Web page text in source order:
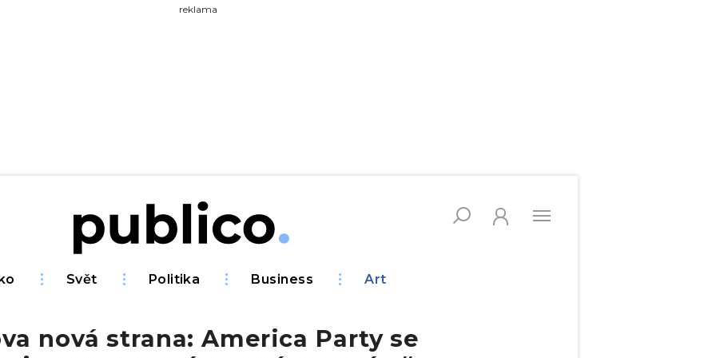
reklama
Svět Politika Business Art
nová strana: America Party se
na Publiku